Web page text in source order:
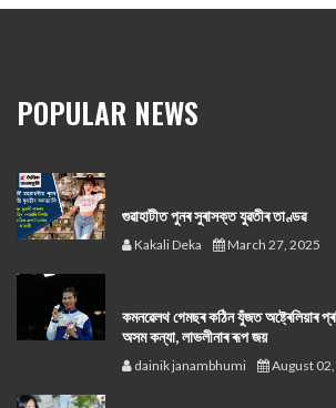
POPULAR NEWS
গুৱাহাটীত পুনৰ সুৰাসক্ত যুৱতীৰ তাণ্ডৱ
Kakali Deka March 27, 2025
কমনৱেলথ গেমছৰ কঠিন যুঁজত অষ্ট্ৰেলিয়াৰ
অসম কন্যা, লাভলীনাৰ ৰূপ জয়
dainik janambhumi August